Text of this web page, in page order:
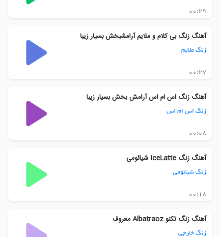
00:29
آهنگ زنگ بی کلام و ملایم آرامشبخش بسیار زیبا
زنگ ملایم
00:27
آهنگ زنگ اس ام اس آرامش بخش بسیار زیبا
زنگ اس ام اس
00:08
آهنگ زنگ IceLatte شیائومی
زنگ شیائومی
00:18
آهنگ زنگ تکنو Albatraoz معروف
زنگ خارجی